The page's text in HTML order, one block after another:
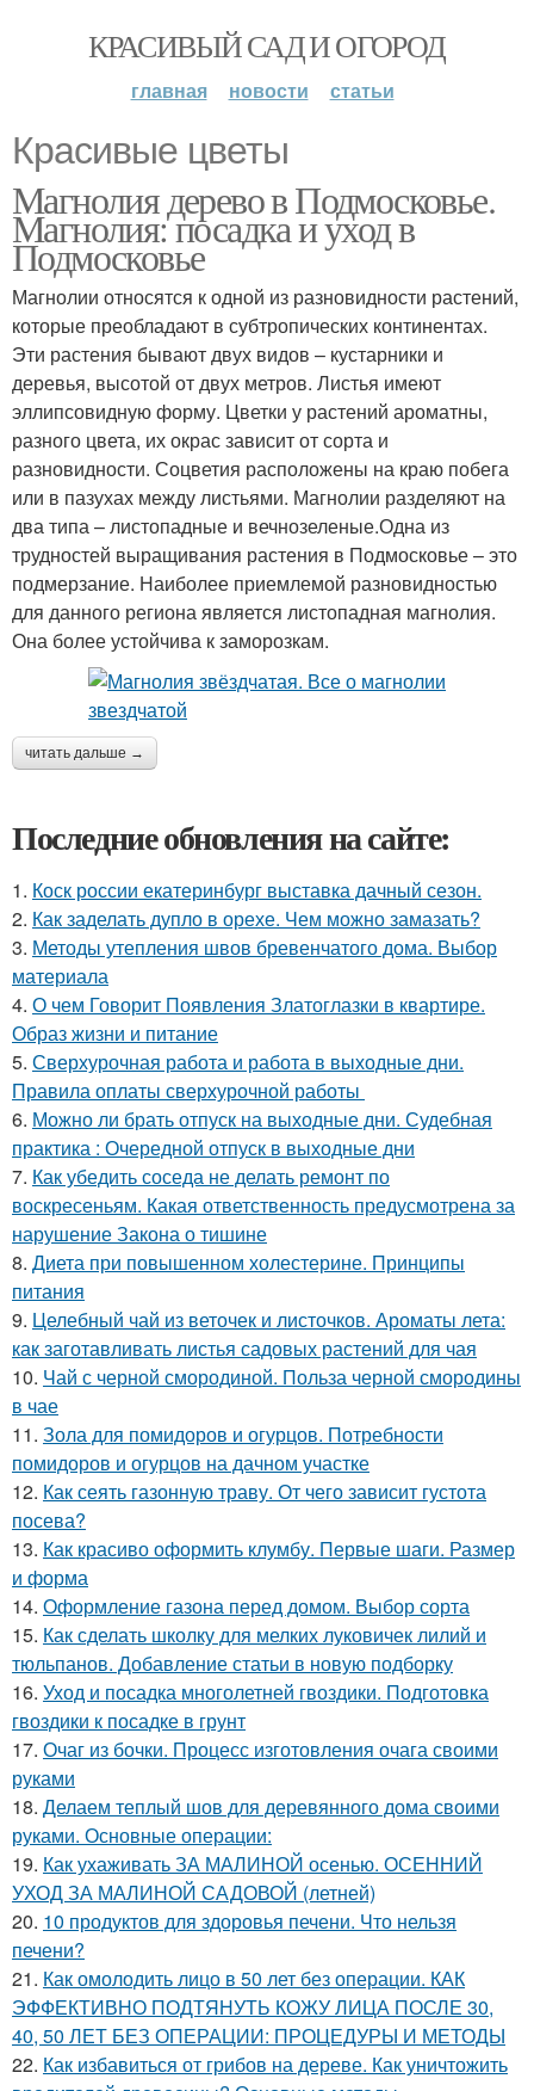
КРАСИВЫЙ САД И ОГОРОД
главная новости статьи
Красивые цветы
Магнолия дерево в Подмосковье.
Магнолия: посадка и уход в
Подмосковье
Магнолии относятся к одной из разновидности растений,
которые преобладают в субтропических континентах.
Эти растения бывают двух видов – кустарники и
деревья, высотой от двух метров. Листья имеют
эллипсовидную форму. Цветки у растений ароматны,
разного цвета, их окрас зависит от сорта и
разновидности. Соцветия расположены на краю побега
или в пазухах между листьями. Магнолии разделяют на
два типа – листопадные и вечнозеленые.Одна из
трудностей выращивания растения в Подмосковье – это
подмерзание. Наиболее приемлемой разновидностью
для данного региона является листопадная магнолия.
Она более устойчива к заморозкам.
читать дальше →
Последние обновления на сайте:
1. Коск россии екатеринбург выставка дачный сезон.
2. Как заделать дупло в орехе. Чем можно замазать?
3. Методы утепления швов бревенчатого дома. Выбор
материала
4. О чем Говорит Появления Златоглазки в квартире.
Образ жизни и питание
5. Сверхурочная работа и работа в выходные дни.
Правила оплаты сверхурочной работы
6. Можно ли брать отпуск на выходные дни. Судебная
практика : Очередной отпуск в выходные дни
7. Как убедить соседа не делать ремонт по
воскресеньям. Какая ответственность предусмотрена за
нарушение Закона о тишине
8. Диета при повышенном холестерине. Принципы
питания
9. Целебный чай из веточек и листочков. Ароматы лета:
как заготавливать листья садовых растений для чая
10. Чай с черной смородиной. Польза черной смородины
в чае
11. Зола для помидоров и огурцов. Потребности
помидоров и огурцов на дачном участке
12. Как сеять газонную траву. От чего зависит густота
посева?
13. Как красиво оформить клумбу. Первые шаги. Размер
и форма
14. Оформление газона перед домом. Выбор сорта
15. Как сделать школку для мелких луковичек лилий и
тюльпанов. Добавление статьи в новую подборку
16. Уход и посадка многолетней гвоздики. Подготовка
гвоздики к посадке в грунт
17. Очаг из бочки. Процесс изготовления очага своими
руками
18. Делаем теплый шов для деревянного дома своими
руками. Основные операции:
19. Как ухаживать ЗА МАЛИНОЙ осенью. ОСЕННИЙ
УХОД ЗА МАЛИНОЙ САДОВОЙ (летней)
20. 10 продуктов для здоровья печени. Что нельзя
печени?
21. Как омолодить лицо в 50 лет без операции. КАК
ЭФФЕКТИВНО ПОДТЯНУТЬ КОЖУ ЛИЦА ПОСЛЕ 30,
40, 50 ЛЕТ БЕЗ ОПЕРАЦИИ: ПРОЦЕДУРЫ И МЕТОДЫ
22. Как избавиться от грибов на дереве. Как уничтожить